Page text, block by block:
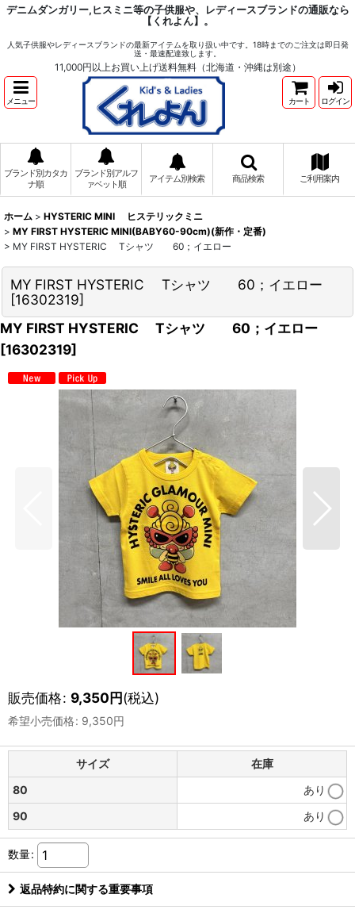
デニムダンガリー,ヒスミニ等の子供服や、レディースブランドの通販なら
【くれよん】。
人気子供服やレディースブランドの最新アイテムを取り扱い中です。18時までのご注文は即日発
送・最速配達致します。
11,000円以上お買い上げ送料無料（北海道・沖縄は別途）
メニュー カート ログイン
ブランド別カタカ
ナ順
ブランド別アルフ
ァベット順
アイテム別検索 商品検索 ご利用案内
ホーム > HYSTERIC MINI ヒステリックミニ
> MY FIRST HYSTERIC MINI(BABY60-90cm)(新作・定番)
> MY FIRST HYSTERIC Tシャツ 60；イエロー
MY FIRST HYSTERIC Tシャツ 60；イエロー
[16302319]
MY FIRST HYSTERIC Tシャツ 60；イエロー
[16302319]
販売価格: 9,350円(税込)
希望小売価格: 9,350円
サイズ
在庫
80
あり
90
あり
数量:
返品特約に関する重要事項